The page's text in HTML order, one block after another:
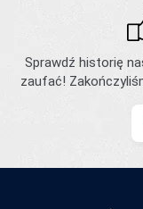
Sprawdź historię
zaufać!